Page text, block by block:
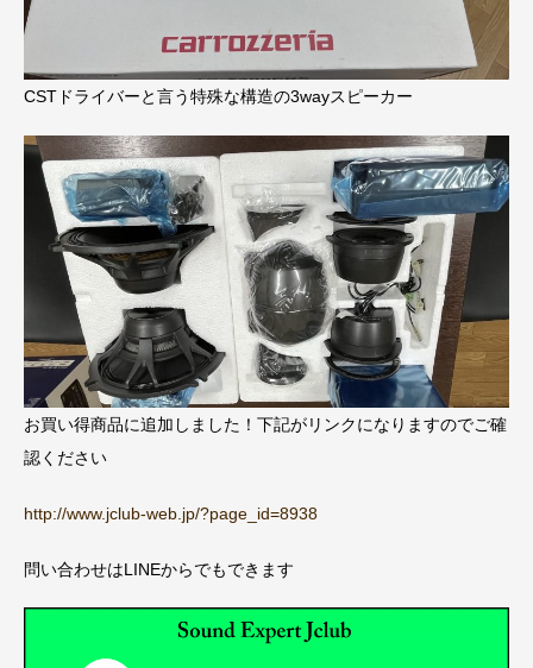
CSTドライバーと言う特殊な構造の3wayスピーカー
お買い得商品に追加しました！下記がリンクになりますのでご確
認ください
http://www.jclub-web.jp/?page_id=8938
問い合わせはLINEからでもできます